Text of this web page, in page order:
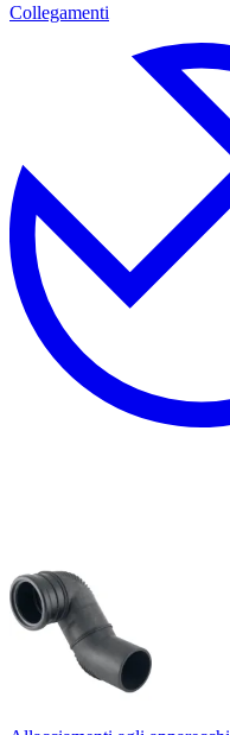
Collegamenti